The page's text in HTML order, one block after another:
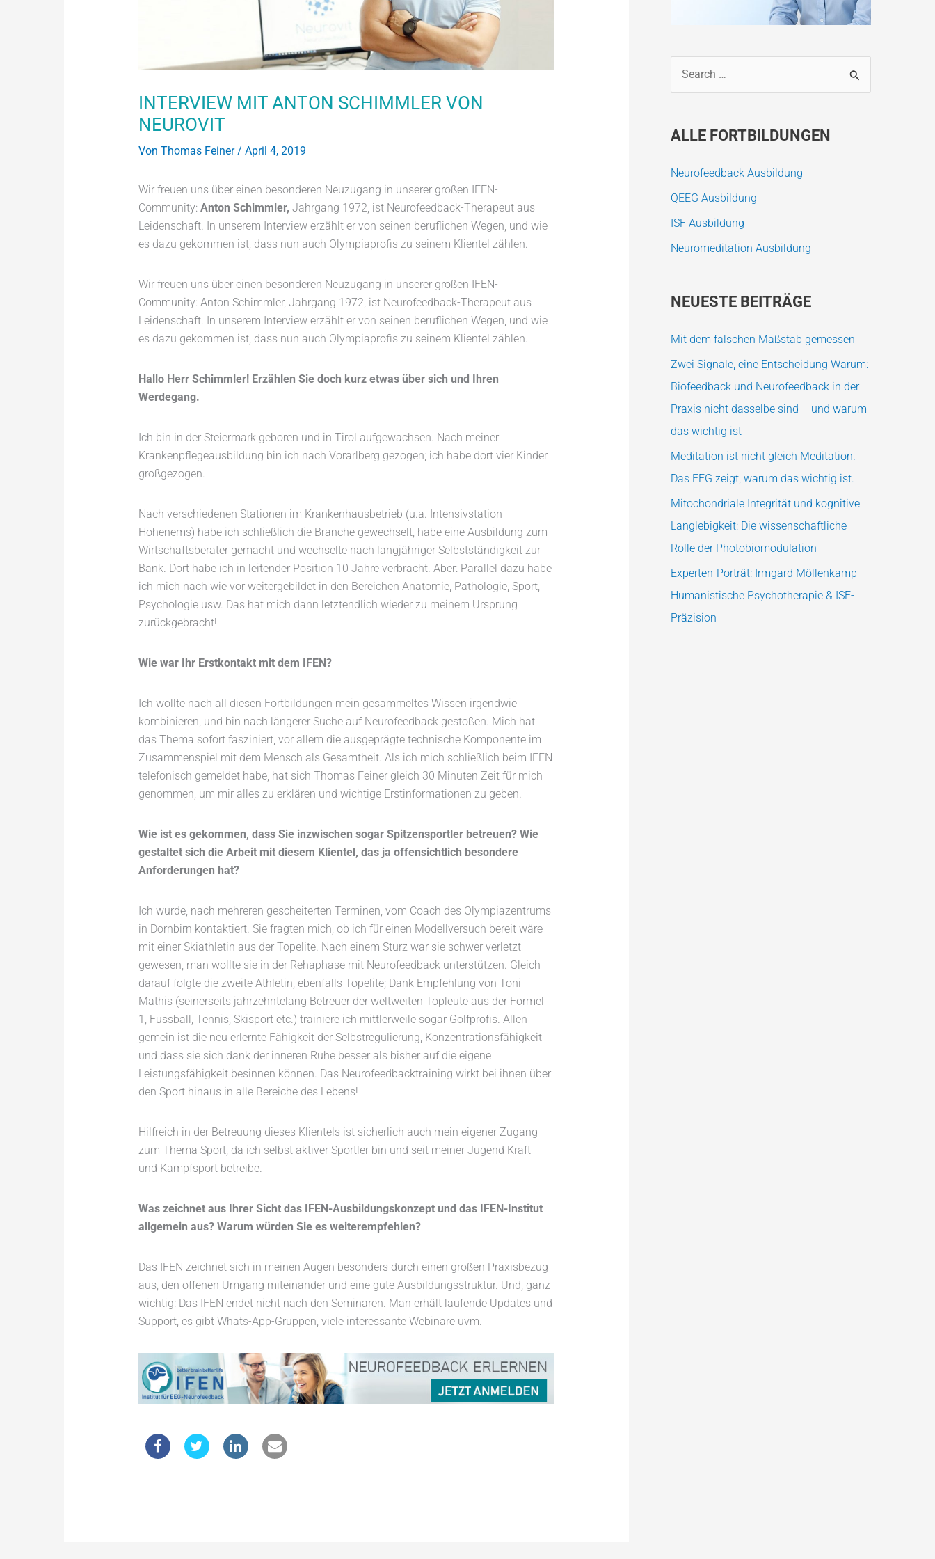
INTERVIEW MIT ANTON SCHIMMLER VON
NEUROVIT
Von Thomas Feiner/ April 4, 2019
Wir freuen uns über einen besonderen Neuzugang in unserer großen IFEN-
Community: Anton Schimmler, Jahrgang 1972, ist Neurofeedback-Therapeut aus
Leidenschaft. In unserem Interview erzählt er von seinen beruflichen Wegen, und wie
es dazu gekommen ist, dass nun auch Olympiaprofis zu seinem Klientel zählen.
Wir freuen uns über einen besonderen Neuzugang in unserer großen IFEN-
Community: Anton Schimmler, Jahrgang 1972, ist Neurofeedback-Therapeut aus
Leidenschaft. In unserem Interview erzählt er von seinen beruflichen Wegen, und wie
es dazu gekommen ist, dass nun auch Olympiaprofis zu seinem Klientel zählen.
Hallo Herr Schimmler! Erzählen Sie doch kurz etwas über sich und Ihren
Werdegang.
Ich bin in der Steiermark geboren und in Tirol aufgewachsen. Nach meiner
Krankenpflegeausbildung bin ich nach Vorarlberg gezogen; ich habe dort vier Kinder
großgezogen.
Nach verschiedenen Stationen im Krankenhausbetrieb (u.a. Intensivstation
Hohenems) habe ich schließlich die Branche gewechselt, habe eine Ausbildung zum
Wirtschaftsberater gemacht und wechselte nach langjähriger Selbstständigkeit zur
Bank. Dort habe ich in leitender Position 10 Jahre verbracht. Aber: Parallel dazu habe
ich mich nach wie vor weitergebildet in den Bereichen Anatomie, Pathologie, Sport,
Psychologie usw. Das hat mich dann letztendlich wieder zu meinem Ursprung
zurückgebracht!
Wie war Ihr Erstkontakt mit dem IFEN?
Ich wollte nach all diesen Fortbildungen mein gesammeltes Wissen irgendwie
kombinieren, und bin nach längerer Suche auf Neurofeedback gestoßen. Mich hat
das Thema sofort fasziniert, vor allem die ausgeprägte technische Komponente im
Zusammenspiel mit dem Mensch als Gesamtheit. Als ich mich schließlich beim IFEN
telefonisch gemeldet habe, hat sich Thomas Feiner gleich 30 Minuten Zeit für mich
genommen, um mir alles zu erklären und wichtige Erstinformationen zu geben.
Wie ist es gekommen, dass Sie inzwischen sogar Spitzensportler betreuen? Wie
gestaltet sich die Arbeit mit diesem Klientel, das ja offensichtlich besondere
Anforderungen hat?
Ich wurde, nach mehreren gescheiterten Terminen, vom Coach des Olympiazentrums
in Dornbirn kontaktiert. Sie fragten mich, ob ich für einen Modellversuch bereit wäre
mit einer Skiathletin aus der Topelite. Nach einem Sturz war sie schwer verletzt
gewesen, man wollte sie in der Rehaphase mit Neurofeedback unterstützen. Gleich
darauf folgte die zweite Athletin, ebenfalls Topelite; Dank Empfehlung von Toni
Mathis (seinerseits jahrzehntelang Betreuer der weltweiten Topleute aus der Formel
1, Fussball, Tennis, Skisport etc.) trainiere ich mittlerweile sogar Golfprofis. Allen
gemein ist die neu erlernte Fähigkeit der Selbstregulierung, Konzentrationsfähigkeit
und dass sie sich dank der inneren Ruhe besser als bisher auf die eigene
Leistungsfähigkeit besinnen können. Das Neurofeedbacktraining wirkt bei ihnen über
den Sport hinaus in alle Bereiche des Lebens!
Hilfreich in der Betreuung dieses Klientels ist sicherlich auch mein eigener Zugang
zum Thema Sport, da ich selbst aktiver Sportler bin und seit meiner Jugend Kraft-
und Kampfsport betreibe.
Was zeichnet aus Ihrer Sicht das IFEN-Ausbildungskonzept und das IFEN-Institut
allgemein aus? Warum würden Sie es weiterempfehlen?
Das IFEN zeichnet sich in meinen Augen besonders durch einen großen Praxisbezug
aus, den offenen Umgang miteinander und eine gute Ausbildungsstruktur. Und, ganz
wichtig: Das IFEN endet nicht nach den Seminaren. Man erhält laufende Updates und
Support, es gibt Whats-App-Gruppen, viele interessante Webinare uvm.
h
n
n
a
c
ALLE FORTBILDUNGEN
Neurofeedback Ausbildung
QEEG Ausbildung
ISF Ausbildung
Neuromeditation Ausbildung
NEUESTE BEITRÄGE
Mit dem falschen Maßstab gemessen
Zwei Signale, eine Entscheidung Warum:
Biofeedback und Neurofeedback in der
Praxis nicht dasselbe sind – und warum
das wichtig ist
Meditation ist nicht gleich Meditation.
Das EEG zeigt, warum das wichtig ist.
Mitochondriale Integrität und kognitive
Langlebigkeit: Die wissenschaftliche
Rolle der Photobiomodulation
Experten-Porträt: Irmgard Möllenkamp –
Humanistische Psychotherapie & ISF-
Präzision